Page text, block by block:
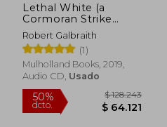
dcto.
Lethal White (a
Cormoran Strike
Novel) (Audio CD) (en
Inglés)
Robert Galbraith
(1)
Mulholland Books, 2019,
Audio CD, Usado